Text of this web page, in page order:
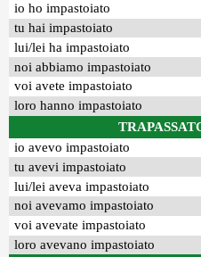
io ho impastoiato
tu hai impastoiato
lui/lei ha impastoiato
noi abbiamo impastoiato
voi avete impastoiato
loro hanno impastoiato
io avevo impastoiato
tu avevi impastoiato
lui/lei aveva impastoiato
noi avevamo impastoiato
voi avevate impastoiato
loro avevano impastoiato